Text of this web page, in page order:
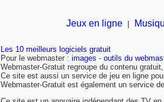
Jeux en ligne |
Les 10 meilleurs logiciels gratuit
Pour le webmaster : images - outils du
Webmaster-Gratuit regroupe du contenu
Ce site est aussi un service de jeu en ligne
Webmaster-Gratuit est également un service